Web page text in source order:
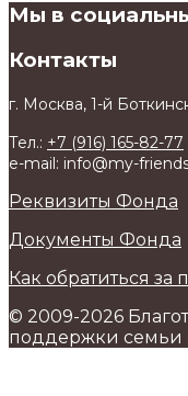
Мы в
Контакты
г. Москва, 1-й
Тел.: +7 (916) 165-82-77
e-mail: info@my-
Реквизиты Фонда
Документы Фонда
Как обратиться
© 2009-2026
поддержки семьи